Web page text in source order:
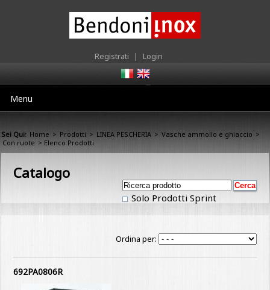
Registrati | Login
Menu
Sei Qui: Home > Prodotti > LINEA PESCHERIA > Vasche ammollo e ghiaccio >
Con ruote > Elenco Prodotti
Catalogo
Solo Prodotti Sprint
Ordina per:
692PA0806R